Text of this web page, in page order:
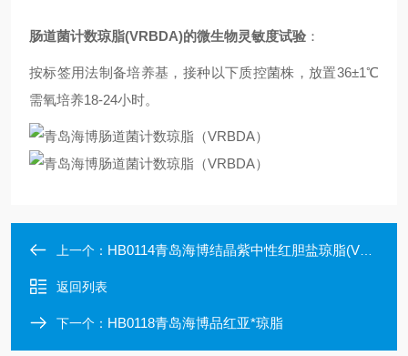
肠道菌计数琼脂(VRBDA)的微生物灵敏度试验 ：
按标签用法制备培养基，接种以下质控菌株，放置36±1℃
需氧培养18-24小时。
上一个： HB0114青岛海博结晶紫中性红胆盐琼脂(VRBA)
返回列表
下一个： HB0118青岛海博品红亚*琼脂